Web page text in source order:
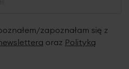
zapoznałam się z
oraz Polityką